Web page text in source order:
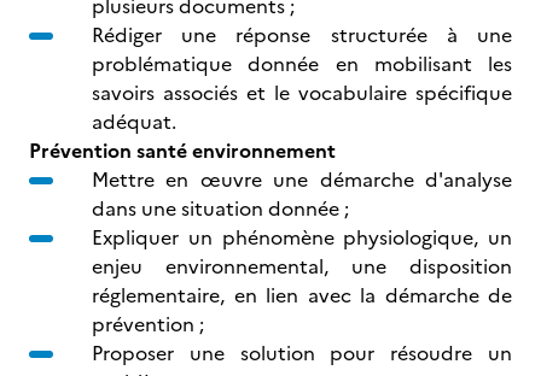
plusieurs documents ;
Rédiger une réponse structurée à une
problématique donnée en mobilisant les
savoirs associés et le vocabulaire spécifique
adéquat.
Prévention santé environnement
Mettre en œuvre une démarche d'analyse
dans une situation donnée ;
Expliquer un phénomène physiologique, un
enjeu environnemental, une disposition
réglementaire, en lien avec la démarche de
prévention ;
Proposer une solution pour résoudre un